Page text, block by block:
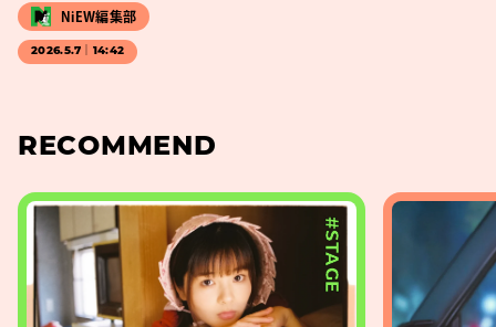
NiEW編集部
2026.5.7｜14:42
RECOMMEND
#STAGE